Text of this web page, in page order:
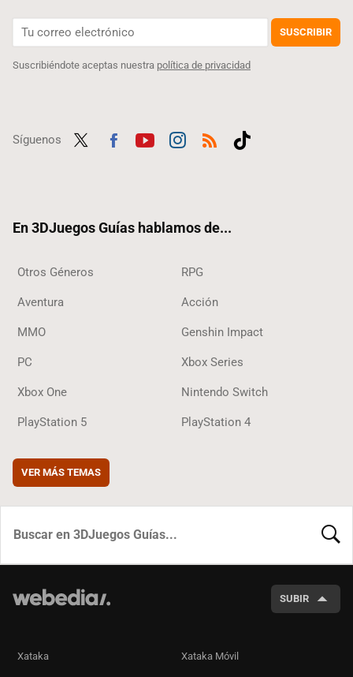
SUSCRIBIR
Suscribiéndote aceptas nuestra política de privacidad
Síguenos
En 3DJuegos Guías hablamos de...
Otros Géneros RPG
Aventura Acción
MMO Genshin Impact
PC Xbox Series
Xbox One Nintendo Switch
PlayStation 5 PlayStation 4
VER MÁS TEMAS
SUBIR
Xataka Xataka Móvil